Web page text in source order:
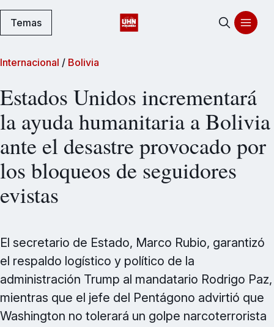
Temas
Internacional / Bolivia
Estados Unidos incrementará
la ayuda humanitaria a Bolivia
ante el desastre provocado por
los bloqueos de seguidores
evistas
El secretario de Estado, Marco Rubio, garantizó
el respaldo logístico y político de la
administración Trump al mandatario Rodrigo Paz,
mientras que el jefe del Pentágono advirtió que
Washington no tolerará un golpe narcoterrorista